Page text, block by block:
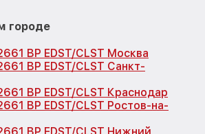
городе
BP EDST/CLST Москва
BP EDST/CLST Санкт-
BP EDST/CLST Краснодар
BP EDST/CLST Ростов-на-